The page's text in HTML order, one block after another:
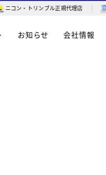
ニコン・トリンブル正規代理店
お知らせ 会社情報